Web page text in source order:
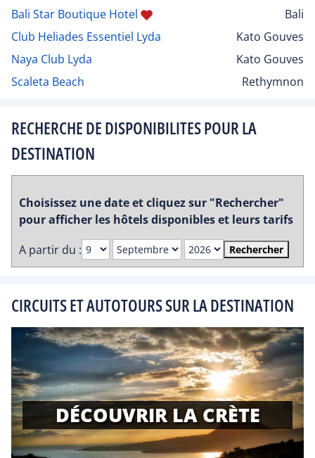
Bali Star Boutique Hotel
Bali
Club Heliades Essentiel Lyda
Kato Gouves
Naya Club Lyda
Kato Gouves
Scaleta Beach
Rethymnon
RECHERCHE DE DISPONIBILITES POUR LA
DESTINATION
Choisissez une date et cliquez sur "Rechercher"
pour afficher les hôtels disponibles et leurs tarifs
A partir du :
Rechercher
CIRCUITS ET AUTOTOURS SUR LA DESTINATION
DÉCOUVRIR LA CRÈTE